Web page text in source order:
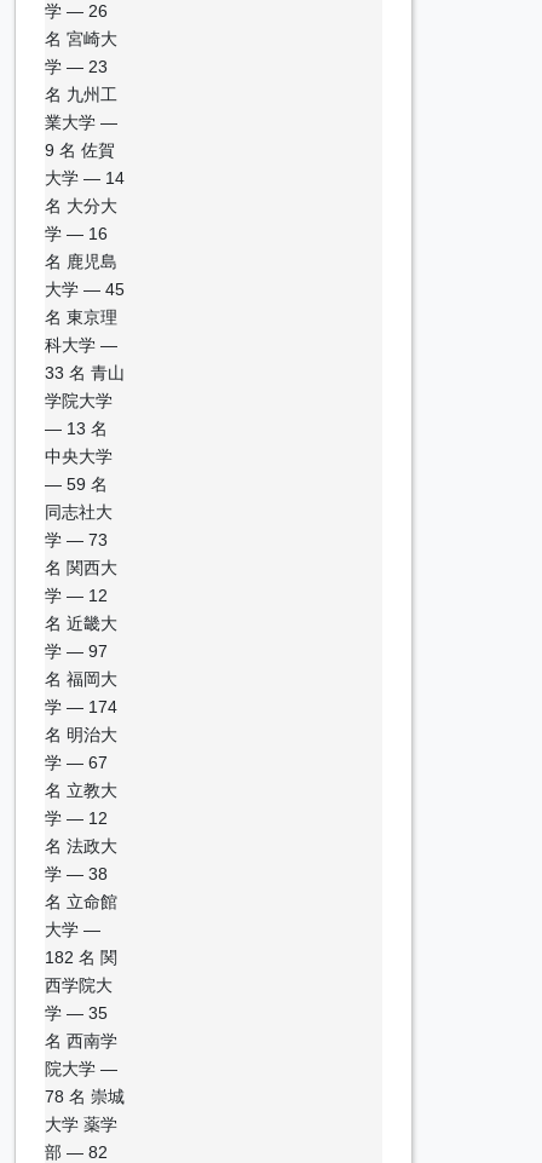
学 — 26
名 宮崎大
学 — 23
名 九州工
業大学 —
9 名 佐賀
大学 — 14
名 大分大
学 — 16
名 鹿児島
大学 — 45
名 東京理
科大学 —
33 名 青山
学院大学
— 13 名
中央大学
— 59 名
同志社大
学 — 73
名 関西大
学 — 12
名 近畿大
学 — 97
名 福岡大
学 — 174
名 明治大
学 — 67
名 立教大
学 — 12
名 法政大
学 — 38
名 立命館
大学 —
182 名 関
西学院大
学 — 35
名 西南学
院大学 —
78 名 崇城
大学 薬学
部 — 82